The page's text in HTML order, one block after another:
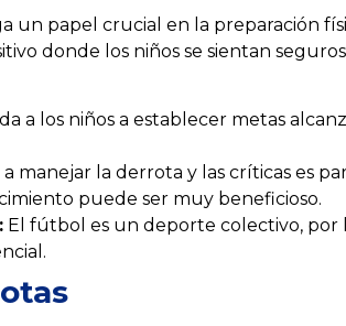
un papel crucial en la preparación
donde los niños se sientan
a los niños a establecer metas
manejar la derrota y las críticas es
puede ser muy beneficioso.
El fútbol es un deporte colectivo,